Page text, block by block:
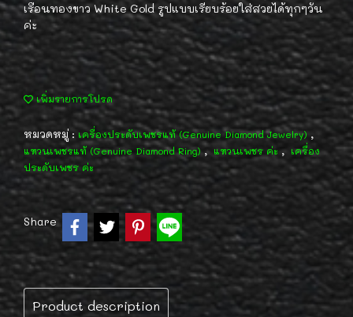
เรือนทองขาว White Gold รูปแบบเรียบร้อยใส่สวยได้ทุกๆวัน
ค่ะ
เพิ่มรายการโปรด
หมวดหมู่ : เครื่องประดับเพชรแท้ (Genuine Diamond Jewelry) ,
แหวนเพชรแท้ (Genuine Diamond Ring) , แหวนเพชร ค่ะ, เครื่อง
ประดับเพชร ค่ะ
Share
Product description